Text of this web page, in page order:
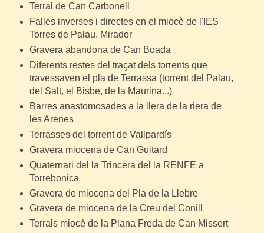
Terral de Can Carbonell
Falles inverses i directes en el miocè de l'IES
Torres de Palau. Mirador
Gravera abandona de Can Boada
Diferents restes del traçat dels torrents que
travessaven el pla de Terrassa (torrent del Palau,
del Salt, el Bisbe, de la Maurina...)
Barres anastomosades a la llera de la riera de
les Arenes
Terrasses del torrent de Vallpardís
Gravera miocena de Can Guitard
Quaternari del la Trincera del la RENFE a
Torrebonica
Gravera de miocena del Pla de la Llebre
Gravera de miocena de la Creu del Conill
Terrals miocè de la Plana Freda de Can Missert